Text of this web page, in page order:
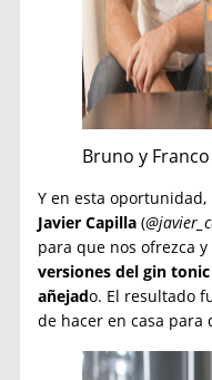
Bruno y
Y en esta
Javier Capilla (
para que nos ofrezca
versiones del gin
añejado. El resultado
de hacer en casa